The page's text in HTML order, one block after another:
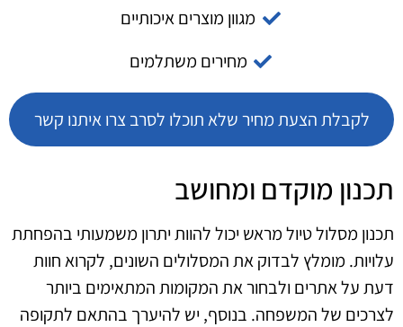
מגוון מוצרים איכותיים
מחירים משתלמים
לקבלת הצעת מחיר שלא תוכלו לסרב צרו איתנו קשר
תכנון מוקדם ומחושב
תכנון מסלול טיול מראש יכול להוות יתרון משמעותי בהפחתת
עלויות. מומלץ לבדוק את המסלולים השונים, לקרוא חוות
דעת על אתרים ולבחור את המקומות המתאימים ביותר
לצרכים של המשפחה. בנוסף, יש להיערך בהתאם לתקופה